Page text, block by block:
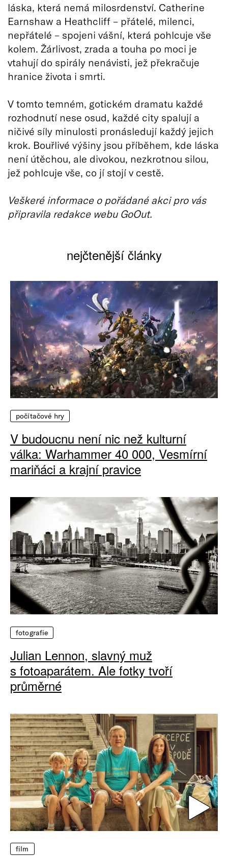
láska, která nemá milosrdenství. Catherine
Earnshaw a Heathcliff – přátelé, milenci,
nepřátelé – spojeni vášní, která pohlcuje vše
kolem. Žárlivost, zrada a touha po moci je
vtahují do spirály nenávisti, jež překračuje
hranice života i smrti.
V tomto temném, gotickém dramatu každé
rozhodnutí nese osud, každé city spalují a
ničivé síly minulosti pronásledují každý jejich
krok. Bouřlivé výšiny jsou příběhem, kde láska
není útěchou, ale divokou, nezkrotnou silou,
jež pohlcuje vše, co jí stojí v cestě.
Veškeré informace o pořádané akci pro vás
připravila redakce webu GoOut.
nejčtenější články
počítačové hry
V budoucnu není nic než kulturní
válka: Warhammer 40 000, Vesmírní
mariňáci a krajní pravice
fotografie
Julian Lennon, slavný muž
s fotoaparátem. Ale fotky tvoří
průměrné
film